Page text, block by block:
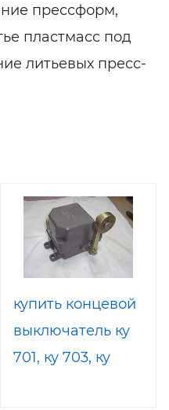
прессформ,
пластмасс под
литьевых пресс-
купить концевой
выключатель ку
701, ку 703, ку